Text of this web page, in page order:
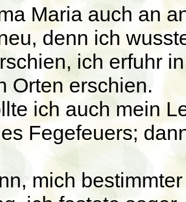
Maria auch an
denn ich
ich erfuhr
Orten erschien.
ich auch mein
Fegefeuers;
mich